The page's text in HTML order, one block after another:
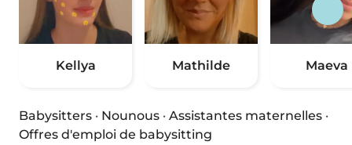
Kellya Mathilde Maeva
Babysitters · Nounous · Assistantes maternelles ·
Offres d'emploi de babysitting